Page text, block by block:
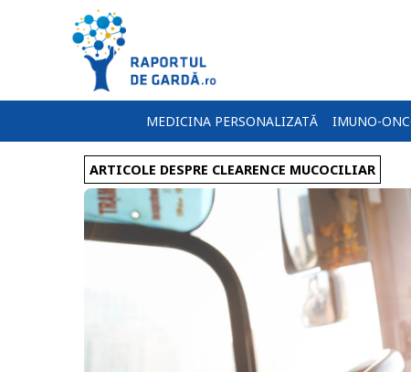
MEDICINA PERSONALIZATĂ IMUNO-
ARTICOLE DESPRE CLEARENCE MUCOCILIAR